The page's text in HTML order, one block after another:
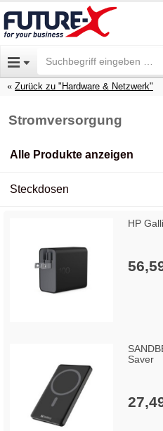
Zurück zu "Hardware & Netzwerk"
Stromversorgung
Alle Produkte anzeigen
Steckdosen
HP
Saver